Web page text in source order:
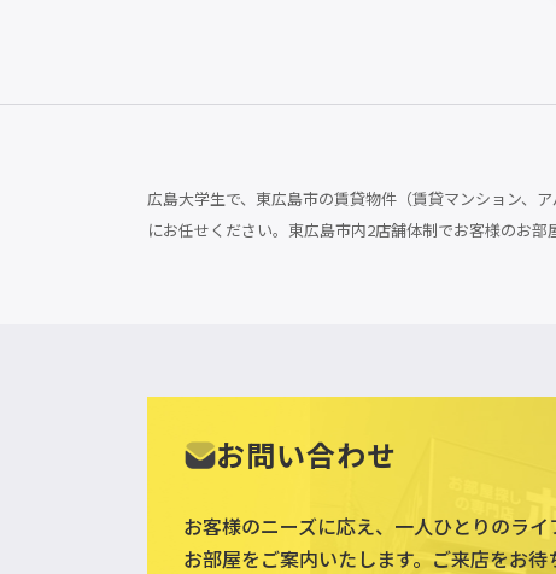
広島大学生で、東広島市の賃貸物件（賃貸マンション、
にお任せください。東広島市内2店舗体制でお客様のお部
お問い合わせ
お客様のニーズに応え、一人ひとりのラ
お部屋をご案内いたします。ご来店をお待